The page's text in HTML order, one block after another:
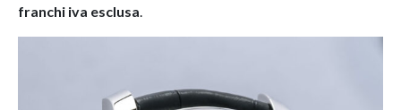
franchi iva esclusa.